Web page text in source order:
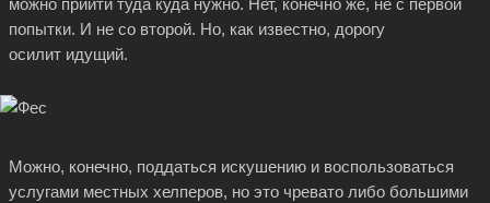
попытки. И не со второй. Но, как известно, дорогу
осилит идущий.
Можно, конечно, поддаться искушению и воспользоваться
услугами местных хелперов, но это чревато либо большими